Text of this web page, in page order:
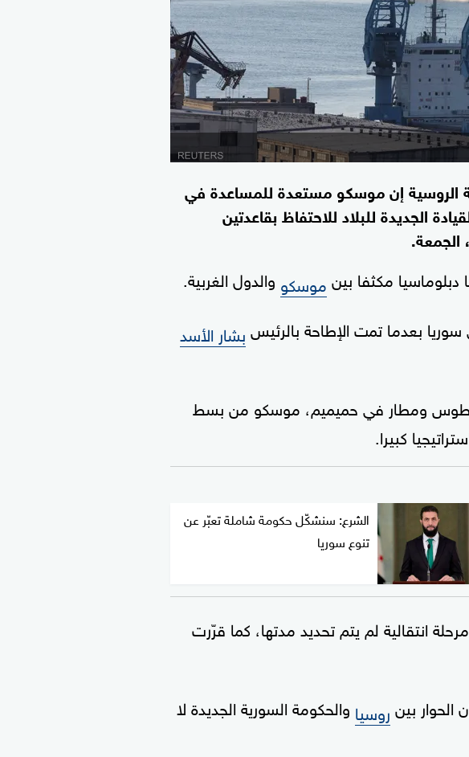
الروسية إن موسكو مستعدة للمساعدة في
الجديدة للبلاد للاحتفاظ بقاعدتين
الجمعة.
دبلوماسيا مكثفا بين موسكو والدول الغربية.
بعدما تمت الإطاحة بالرئيس بشار الأسد
طرطوس ومطار في حميميم، موسكو من بسط
كبيرا.
الشرع: سنشكّل حكومة شاملة تعبّر عن
تنوع سوريا
انتقالية لم يتم تحديد مدتها، كما قرّرت
بين روسيا والحكومة السورية الجديدة لا